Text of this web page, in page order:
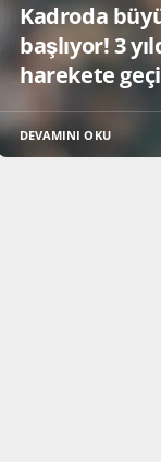
Kadroda
başlıyor! 3
harekete
DEVAMINI OKU